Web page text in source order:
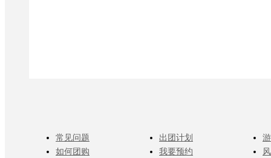
常见问题
如何团购
出团计划
我要预约